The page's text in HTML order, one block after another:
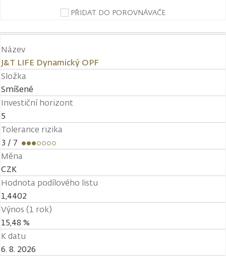
PŘIDAT DO POROVNÁVAČE
Název
J&T LIFE Dynamický OPF
Složka
Smíšené
Investiční horizont
5
Tolerance rizika
3 / 7
Měna
CZK
Hodnota podílového listu
1,4402
Výnos (1 rok)
15,48 %
K datu
6. 8. 2026